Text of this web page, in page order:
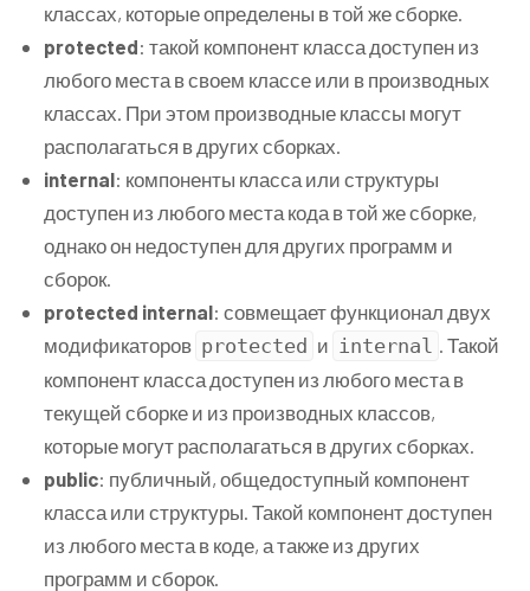
классах, которые определены в той же сборке.
protected: такой компонент класса доступен из
любого места в своем классе или в производных
классах. При этом производные классы могут
располагаться в других сборках.
internal: компоненты класса или структуры
доступен из любого места кода в той же сборке,
однако он недоступен для других программ и
сборок.
protected internal: совмещает функционал двух
модификаторов protected и internal . Такой
компонент класса доступен из любого места в
текущей сборке и из производных классов,
которые могут располагаться в других сборках.
public: публичный, общедоступный компонент
класса или структуры. Такой компонент доступен
из любого места в коде, а также из других
программ и сборок.